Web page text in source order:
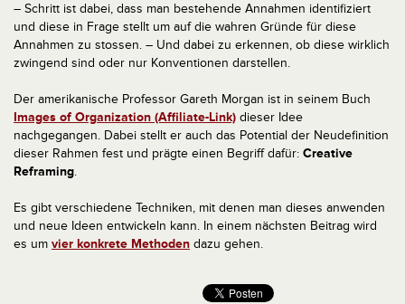
– Schritt ist dabei, dass man bestehende Annahmen identifiziert
und diese in Frage stellt um auf die wahren Gründe für diese
Annahmen zu stossen. – Und dabei zu erkennen, ob diese wirklich
zwingend sind oder nur Konventionen darstellen.
Der amerikanische Professor Gareth Morgan ist in seinem Buch
Images of Organization (Affiliate-Link) dieser Idee
nachgegangen. Dabei stellt er auch das Potential der Neudefinition
dieser Rahmen fest und prägte einen Begriff dafür: Creative
Reframing.
Es gibt verschiedene Techniken, mit denen man dieses anwenden
und neue Ideen entwickeln kann. In einem nächsten Beitrag wird
es um vier konkrete Methoden dazu gehen.